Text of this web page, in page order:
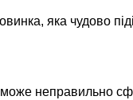
яка чудово
може неправильно